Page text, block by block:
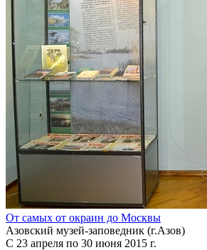
От самых от окраин до Москвы
Азовский музей-заповедник (г.Азов)
С 23 апреля по 30 июня 2015 г.